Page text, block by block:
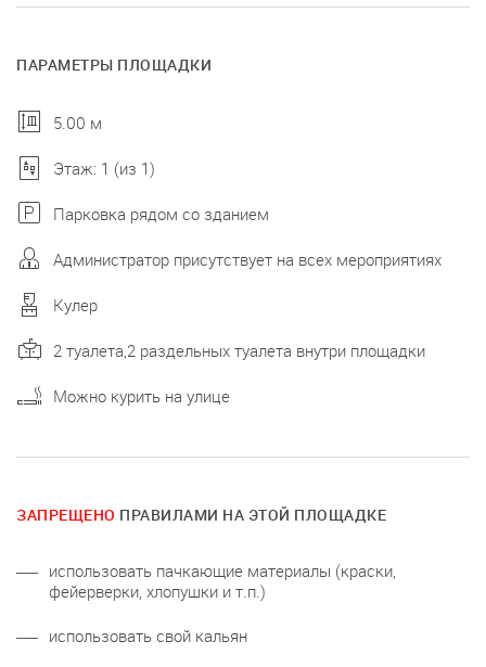
ПАРАМЕТРЫ ПЛОЩАДКИ
5.00 м
Этаж: 1 (из 1)
Парковка рядом со зданием
Администратор присутствует на всех мероприятиях
Кулер
2 туалета,2 раздельных туалета внутри площадки
Можно курить на улице
ЗАПРЕЩЕНО ПРАВИЛАМИ НА ЭТОЙ ПЛОЩАДКЕ
использовать пачкающие материалы (краски,
фейерверки, хлопушки и т.п.)
использовать свой кальян